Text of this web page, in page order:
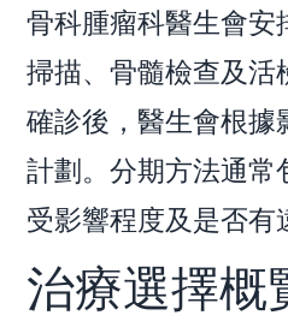
骨科腫瘤科醫生會安
掃描、骨髓檢查及活
確診後，醫生會根
計劃。分期方法通
受影響程度及是否有
治療選擇概